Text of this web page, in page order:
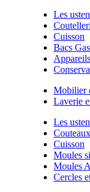
Les
Cuisson
Bacs
Mobilier
Laverie
Les
Cuisson
Moules
Moules
Cercles